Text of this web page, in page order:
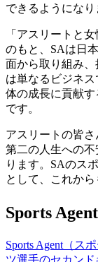
できるようになり
「アスリートと
のもと、SAは日
面から取り組み
は単なるビジネ
体の成長に貢献
です。
アスリートの皆さ
第二の人生への
ります。SAのス
として、これか
Sports
Sports Agent（ス
ツ選手のセカン